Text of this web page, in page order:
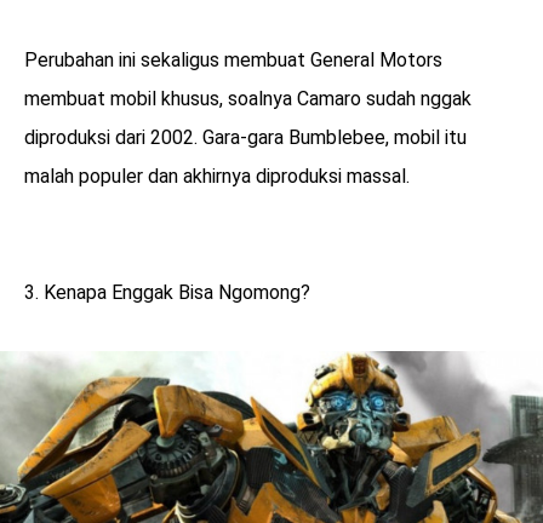
Perubahan ini sekaligus membuat General Motors
membuat mobil khusus, soalnya Camaro sudah nggak
diproduksi dari 2002. Gara-gara Bumblebee, mobil itu
malah populer dan akhirnya diproduksi massal.
3. Kenapa Enggak Bisa Ngomong?